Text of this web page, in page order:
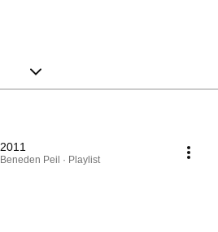
2011
Beneden Peil · Playlist